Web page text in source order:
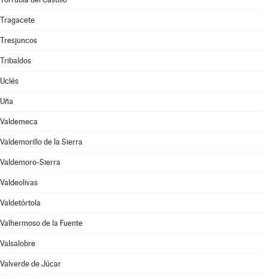
Tragacete
Tresjuncos
Tribaldos
Uclés
Uña
Valdemeca
Valdemorillo de la Sierra
Valdemoro-Sierra
Valdeolivas
Valdetórtola
Valhermoso de la Fuente
Valsalobre
Valverde de Júcar